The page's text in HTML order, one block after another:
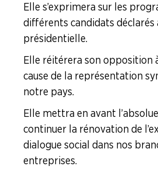
Elle s’exprimera sur les
différents candidats déclarés
présidentielle.
Elle réitérera son opposition
cause de la représentation
notre pays.
Elle mettra en avant
continuer la rénovation de
dialogue social dans nos
entreprises.